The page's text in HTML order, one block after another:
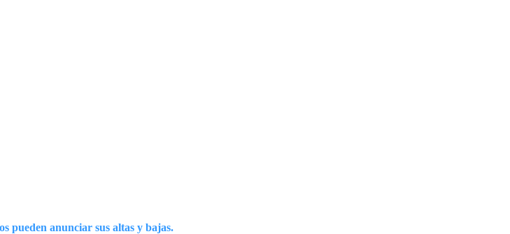
pueden anunciar sus altas y bajas.